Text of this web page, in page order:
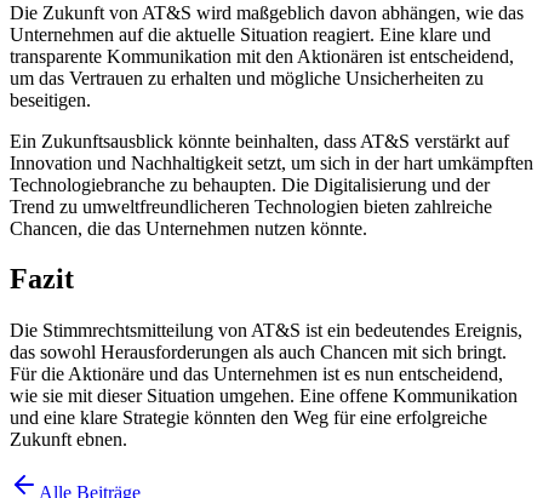
Die Zukunft von AT&S wird maßgeblich davon abhängen, wie das
Unternehmen auf die aktuelle Situation reagiert. Eine klare und
transparente Kommunikation mit den Aktionären ist entscheidend,
um das Vertrauen zu erhalten und mögliche Unsicherheiten zu
beseitigen.
Ein Zukunftsausblick könnte beinhalten, dass AT&S verstärkt auf
Innovation und Nachhaltigkeit setzt, um sich in der hart umkämpften
Technologiebranche zu behaupten. Die Digitalisierung und der
Trend zu umweltfreundlicheren Technologien bieten zahlreiche
Chancen, die das Unternehmen nutzen könnte.
Fazit
Die Stimmrechtsmitteilung von AT&S ist ein bedeutendes Ereignis,
das sowohl Herausforderungen als auch Chancen mit sich bringt.
Für die Aktionäre und das Unternehmen ist es nun entscheidend,
wie sie mit dieser Situation umgehen. Eine offene Kommunikation
und eine klare Strategie könnten den Weg für eine erfolgreiche
Zukunft ebnen.
Alle Beiträge